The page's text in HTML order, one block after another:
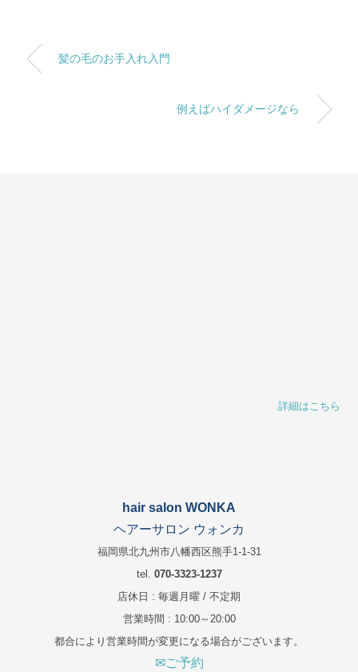
髪の毛のお手入れ入門
例えばハイダメージなら
詳細はこちら
hair salon WONKA
ヘアーサロン ウォンカ
福岡県北九州市八幡西区熊手1-1-31
tel. 070-3323-1237
店休日 : 毎週月曜 / 不定期
営業時間 : 10:00～20:00
都合により営業時間が変更になる場合がございます。
✉ご予約